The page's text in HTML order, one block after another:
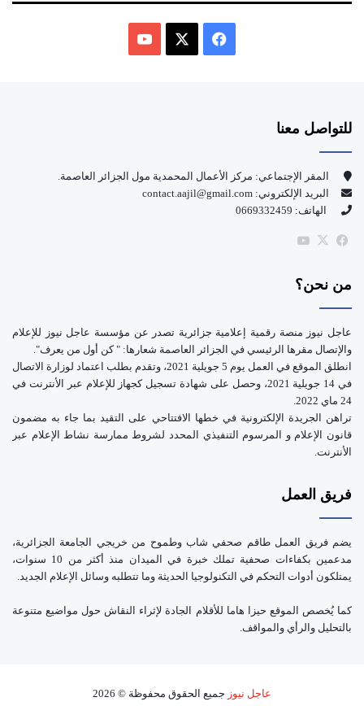
و
ك
للتواصل معنا
المقر الإجتماعي: مركز الأعمال المحمدية مول الجزائر العاصمة.
البريد الإلكتروني: contact.aajil@gmail.com
الهاتف: 0669332459
فيسبوك
‫X
من نحن؟
عاجل نيوز منصة رقمية إعلامية جزائرية تصدر عن مؤسسة عاجل نيوز للإعلام
والإتصال مقرها الرئيسي في الجزائر العاصمة شعارها: " كن أول من يعرف".
انطلق الموقع في العمل يوم 5 جويلية 2021، وتقدم بطلب اعتماد لوزارة الاتصال
في 14 جويلية 2021، وحصل على شهادة تسجيل كجهاز للإعلام عبر الأنترنت في
24 ماي 2022.
تراهن الجريدة الإلكترونية في خطها الافتتاحي على التقيد بما جاء به مضمون
قانون الإعلام و المرسوم التنفيذي المحدد لشروط ممارسة نشاط الإعلام عبر
الأنترنت.
فريق العمل
يضم فريق العمل طاقم صحفي شاب وطموح من خريجي الجامعة الجزائرية،
مدعمين بكفاءات صحفية تملك خبرة في الميدان منذ أكثر من 10 سنوات،
يمتلكون أدوات التحكم في التكنولوجيا الحديثة وما تتطلبه وسائل الإعلام الجديد.
كما يُخصص الموقع حيزا هاما للأقلام الجادة لإثراء النقاش حول مواضيع متنوعة
بالتحليل والرأي والمواقف.
عاجل نيوز جميع الحقوق محفوظة © 2026